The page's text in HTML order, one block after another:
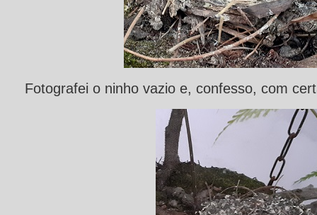
Fotografei o ninho vazio e, confesso, com